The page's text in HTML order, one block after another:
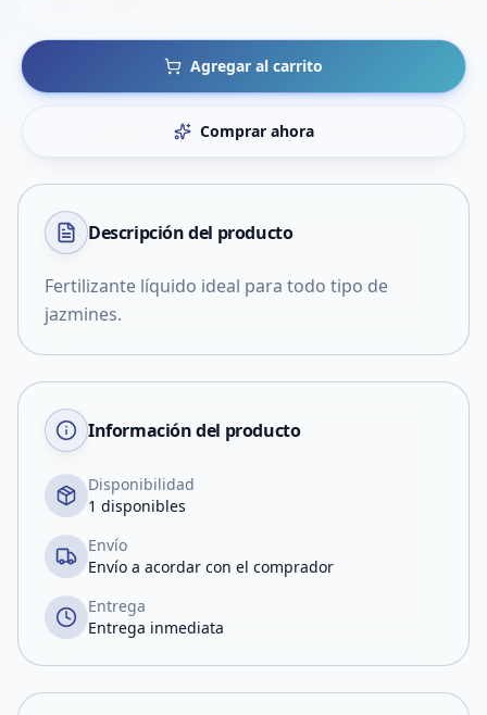
Agregar al carrito
Comprar ahora
Descripción del producto
Fertilizante líquido ideal para todo tipo de
jazmines.
Información del producto
Disponibilidad
1 disponibles
Envío
Envío a acordar con el comprador
Entrega
Entrega inmediata